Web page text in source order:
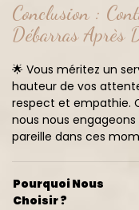
Conclusion :
Débarras Après
🌟 Vous méritez un
hauteur de vos
respect et empathie.
nous nous
pareille dans ces
Pourquoi Nous
Choisir ?